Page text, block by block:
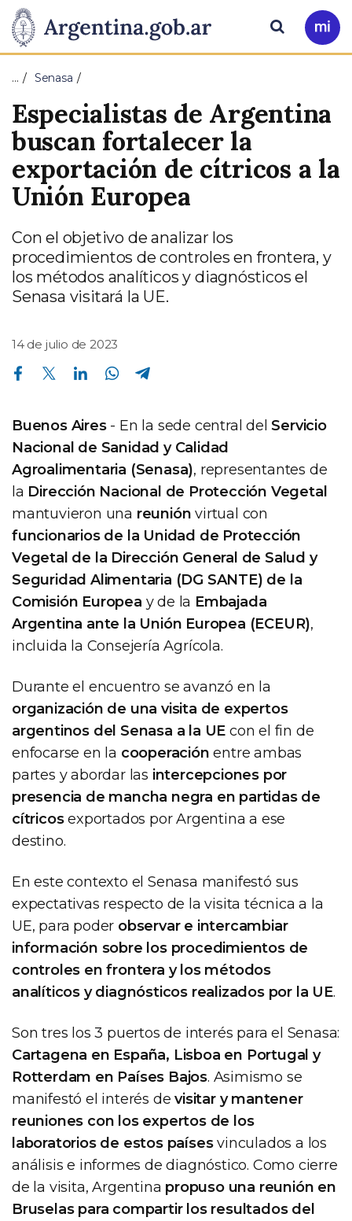
Presidencia
de
la
Nación
Pasar al contenido principal
Ir
a
Buscar
… Senasa
Especialistas de Argentina
buscan fortalecer la
exportación de cítricos a la
Unión Europea
Con el objetivo de analizar los
procedimientos de controles en frontera, y
los métodos analíticos y diagnósticos el
Senasa visitará la UE.
14 de julio de 2023
Compartir en Facebook Compartir en Twitter Compartir en Linkedin Compartir en Whatsapp
Buenos Aires- En la sede central delServicio
Nacional de Sanidad y Calidad
Agroalimentaria (Senasa), representantes de
la Dirección Nacional de Protección Vegetal
mantuvieron una reunión virtual con
funcionarios de la Unidad de Protección
Vegetal de la Dirección General de Salud y
Seguridad Alimentaria (DG SANTE) de la
Comisión Europea y de la Embajada
Argentina ante la Unión Europea (ECEUR),
incluida la Consejería Agrícola.
Durante el encuentro se avanzó en la
organización de una visita de expertos
argentinos del Senasa a la UE con el fin de
enfocarse en la cooperación entre ambas
partes y abordar las intercepciones por
presencia de mancha negra en partidas de
cítricosexportados por Argentina a ese
destino.
En este contexto el Senasa manifestó sus
expectativas respecto de la visita técnica a la
UE, para poder observar e intercambiar
información sobre los procedimientos de
controles en frontera y los métodos
analíticos y diagnósticos realizados por la UE.
Son tres los 3 puertos de interés para el Senasa:
Cartagena en España, Lisboa en Portugal y
Rotterdam en Países Bajos. Asimismo se
manifestó el interés devisitar y mantener
reuniones con los expertos de los
laboratorios de estos paísesvinculados a los
análisis e informes de diagnóstico. Como cierre
de la visita, Argentina propuso una reunión en
Bruselas para compartir los resultados del